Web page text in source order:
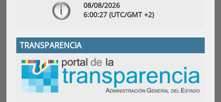
08/08/2026
6:00:28 (UTC/GMT +2)
TRANSPARENCIA